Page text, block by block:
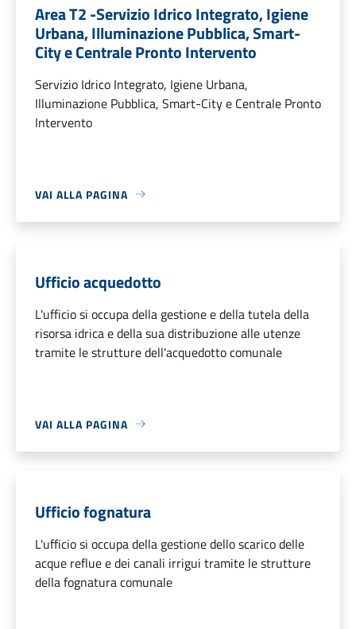
Area T2 -Servizio Idrico Integrato, Igiene
Urbana, Illuminazione Pubblica, Smart-
City e Centrale Pronto Intervento
Servizio Idrico Integrato, Igiene Urbana,
Illuminazione Pubblica, Smart-City e Centrale Pronto
Intervento
VAI ALLA PAGINA
Ufficio acquedotto
L'ufficio si occupa della gestione e della tutela della
risorsa idrica e della sua distribuzione alle utenze
tramite le strutture dell'acquedotto comunale
VAI ALLA PAGINA
Ufficio fognatura
L'ufficio si occupa della gestione dello scarico delle
acque reflue e dei canali irrigui tramite le strutture
della fognatura comunale